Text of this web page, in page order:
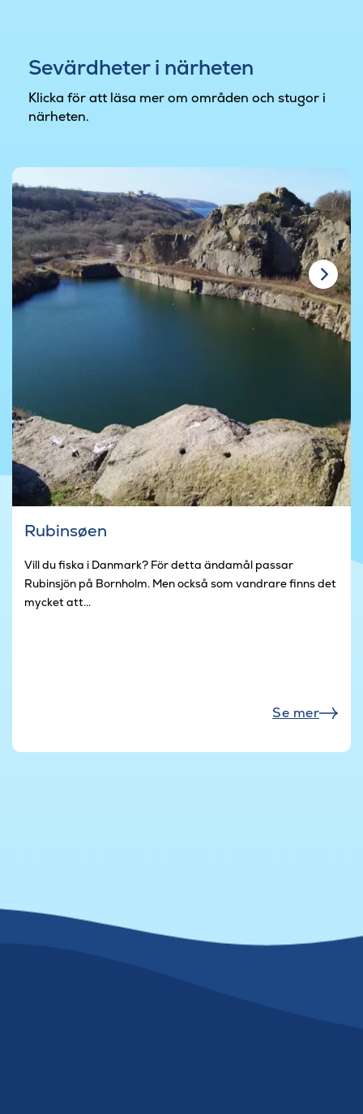
Sevärdheter i närheten
Klicka för att läsa mer om områden och stugor i
närheten.
Rubinsøen
Vill du fiska i Danmark? För detta ändamål passar
Rubinsjön på Bornholm. Men också som vandrare finns det
mycket att...
Se mer